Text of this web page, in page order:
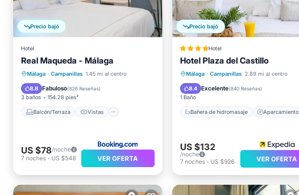
Precio bajó
Hotel
Real Maqueda - Málaga
Málaga · Campanillas 1.45 mi al centro
8.8 Fabuloso(826 Reseñas)
3 baños 154.28 pies²
Balcón/Terraza Vistas
Balcón/Terraza
Vistas
Cocina
Aire acondicionado
US $78/noche
7 noches - US $548 VER OFERTA
Precio bajó
Hotel
Hotel Plaza del Castillo
Málaga · Campanillas 2.89 mi al centro
8.4 Excelente(840 Reseñas)
1 Baño
Bañera de hidromasaje Aparcamiento
Bañera de hidromasaje
Aparcamiento
Piscina
Balcón/Terraza
US $132
/noche
7 noches- US $926 VER OFERTA